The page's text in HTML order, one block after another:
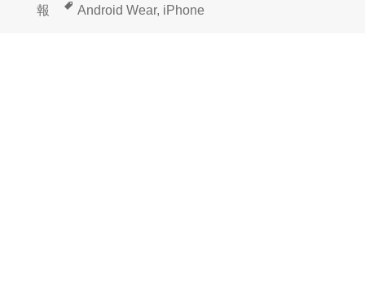
成
報
タ
Android Wear, iPhone